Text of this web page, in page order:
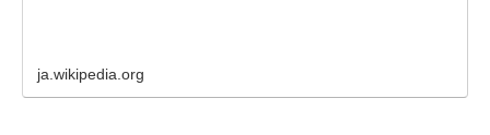
ja.wikipedia.org